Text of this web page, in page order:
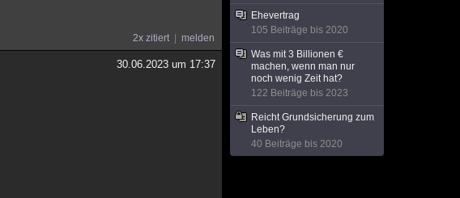
2x zitiert melden
30.06.2023 um 17:37
Ehevertrag
105 Beiträge bis 2020
Was mit 3 Billionen €
machen, wenn man nur
noch wenig Zeit hat?
122 Beiträge bis 2023
Reicht Grundsicherung zum
Leben?
40 Beiträge bis 2020